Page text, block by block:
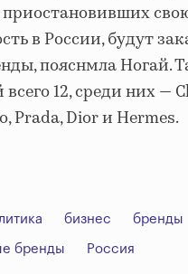
в России, будут
пояснмла Ногай.
12, среди них —
Prada, Dior и Hermes.
бизнес бренды
бренды Россия